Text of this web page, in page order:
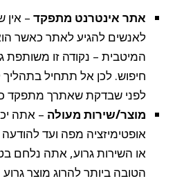
אתר אינטרנט מתפקד – אין
לאנשים להגיע לאתר כאשר
המיטבית – נקודה זו משותפת
חיפוש. לכן אל תתחיל בתהליך
לפני שבדקת שאתרך מתפקד
מוצר/שירות מעולה – אתה
אופטימיזציה מפה ועד
או השירות גרוע, אתה נלחם
הטובה ביותר להרוג מוצר